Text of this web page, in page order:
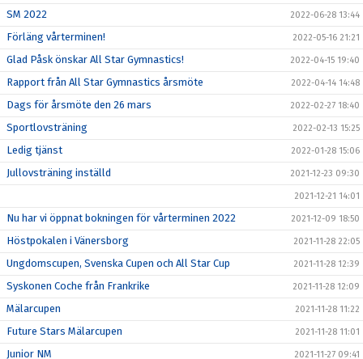
SM 2022 2022-06-28 13:44
Förläng vårterminen! 2022-05-16 21:21
Glad Påsk önskar All Star Gymnastics! 2022-04-15 19:40
Rapport från All Star Gymnastics årsmöte 2022-04-14 14:48
Dags för årsmöte den 26 mars 2022-02-27 18:40
Sportlovsträning 2022-02-13 15:25
Ledig tjänst 2022-01-28 15:06
Jullovsträning inställd 2021-12-23 09:30
2021-12-21 14:01
Nu har vi öppnat bokningen för vårterminen 2022 2021-12-09 18:50
Höstpokalen i Vänersborg 2021-11-28 22:05
Ungdomscupen, Svenska Cupen och All Star Cup 2021-11-28 12:39
Syskonen Coche från Frankrike 2021-11-28 12:09
Mälarcupen 2021-11-28 11:22
Future Stars Mälarcupen 2021-11-28 11:01
Junior NM 2021-11-27 09:41